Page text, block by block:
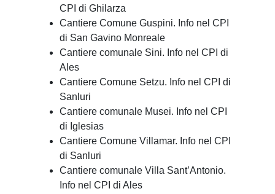
CPI di Ghilarza
Cantiere Comune Guspini. Info nel CPI
di San Gavino Monreale
Cantiere comunale Sini. Info nel CPI di
Ales
Cantiere Comune Setzu. Info nel CPI di
Sanluri
Cantiere comunale Musei. Info nel CPI
di Iglesias
Cantiere Comune Villamar. Info nel CPI
di Sanluri
Cantiere comunale Villa Sant’Antonio.
Info nel CPI di Ales